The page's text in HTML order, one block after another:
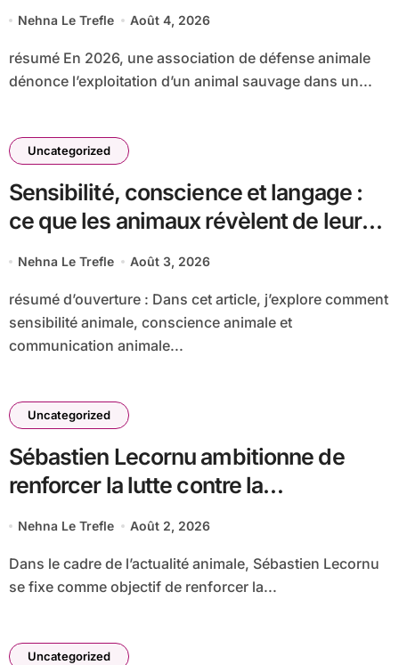
animale dans un film »
Nehna Le Trefle Août 4, 2026
résumé En 2026, une association de défense animale
dénonce l’exploitation d’un animal sauvage dans un...
Uncategorized
Sensibilité, conscience et langage :
ce que les animaux révèlent de leur
lien avec les humains
Nehna Le Trefle Août 3, 2026
résumé d’ouverture : Dans cet article, j’explore comment
sensibilité animale, conscience animale et
communication animale...
Uncategorized
Sébastien Lecornu ambitionne de
renforcer la lutte contre la
maltraitance animale avant le mois
Nehna Le Trefle Août 2, 2026
Dans le cadre de l’actualité animale, Sébastien Lecornu
se fixe comme objectif de renforcer la...
Uncategorized